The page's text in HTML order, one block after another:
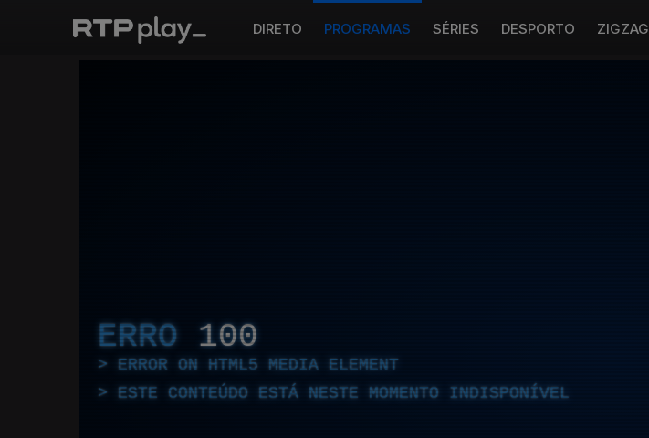
DIRETO PROGRAMAS SÉRIES DESPORTO ZIGZAG
ERRO 100
ERROR ON HTML5 MEDIA ELEMENT
ESTE CONTEÚDO ESTÁ NESTE MOMENTO INDISPONÍVEL